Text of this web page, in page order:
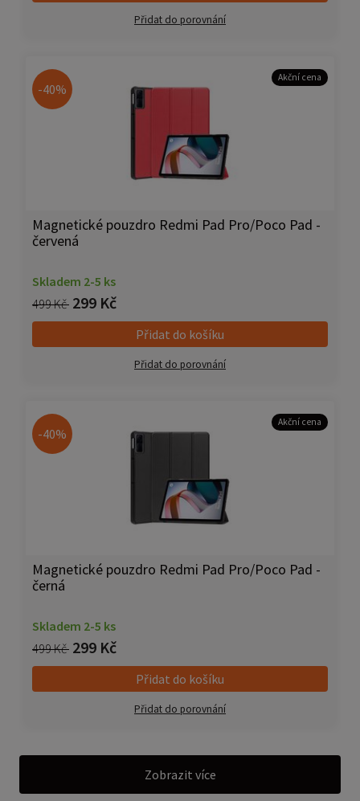
Přidat do porovnání
-40%
Akční cena
Magnetické pouzdro Redmi Pad Pro/Poco Pad -
červená
Skladem 2-5 ks
499 Kč 299 Kč
Přidat do košíku
Přidat do porovnání
-40%
Akční cena
Magnetické pouzdro Redmi Pad Pro/Poco Pad -
černá
Skladem 2-5 ks
499 Kč 299 Kč
Přidat do košíku
Přidat do porovnání
Zobrazit více